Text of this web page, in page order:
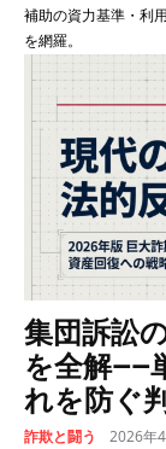
補助の資力基準・利
を網羅。
集団訴訟
を全解——
れを防ぐ
詐欺と闘う 2026年